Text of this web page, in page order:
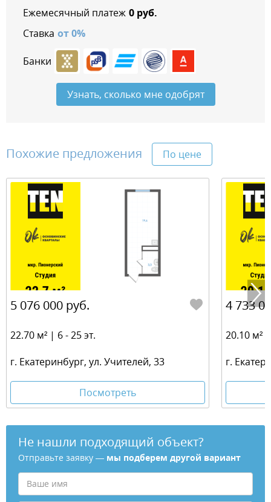
Ежемесячный платеж 0руб.
Ставка от0%
Банки
Узнать, сколько мне одобрят
Похожие предложения По цене
5 076 000 руб.
22.70 м² | 6 - 25 эт.
г. Екатеринбург, ул. Учителей, 33
Посмотреть
4 733
20.10 м²
г.
Не нашли подходящий объект?
Отправьте заявку — мы подберем другой вариант